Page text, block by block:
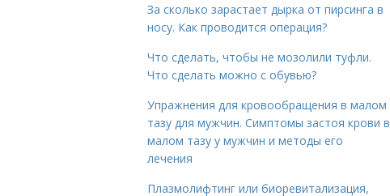
За сколько зарастает дырка от пирсинга в
носу. Как проводится операция?
Что сделать, чтобы не мозолили туфли.
Что сделать можно с обувью?
Упражнения для кровообращения в малом
тазу для мужчин. Симптомы застоя крови в
малом тазу у мужчин и методы его
лечения
Плазмолифтинг или биоревитализация,